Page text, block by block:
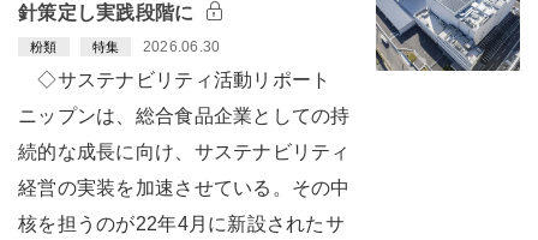
針策定し実践段階に
粉類 特集 2026.06.30
◇サステナビリティ活動リポート
ニップンは、総合食品企業としての持
続的な成長に向け、サステナビリティ
経営の実装を加速させている。その中
核を担うのが22年4月に新設されたサ